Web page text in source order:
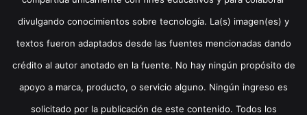
divulgando conocimientos sobre tecnología. La(s) imagen(es) y
textos fueron adaptados desde las fuentes mencionadas dando
crédito al autor anotado en la fuente. No hay ningún propósito de
apoyo a marca, producto, o servicio alguno. Ningún ingreso es
solicitado por la publicación de este contenido. Todos los